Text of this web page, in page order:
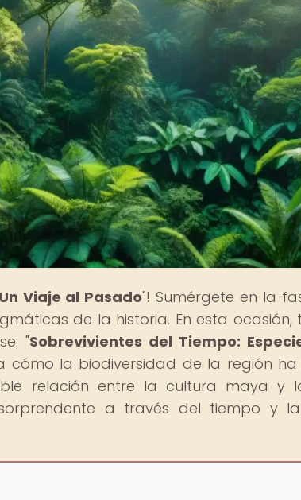
Viaje al Pasado"! Sumérgete en la
de la historia. En esta
"Sobrevivientes del Tiempo:
cómo la biodiversidad de la región
relación entre la cultura maya y
a través del tiempo y la